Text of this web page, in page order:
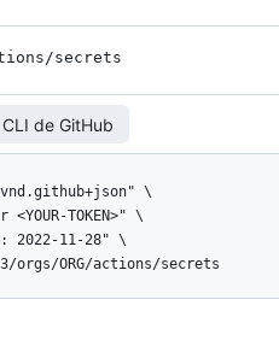
/secrets
CLI de GitHub
orgs/ORG/actions/secrets